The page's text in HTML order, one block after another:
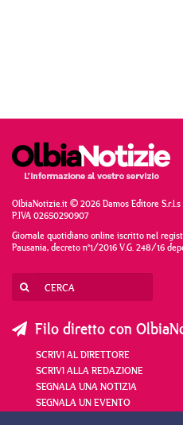
OlbiaNotizie.it © 2026 Damos Editore S.r.l.s
P.IVA 02650290907
Giornale quotidiano online iscritto nel
Pausania, decreto n°1/2016 V.G. 248/16
Filo diretto con
SCRIVI AL DIRETTORE
SCRIVI ALLA REDAZIONE
SEGNALA UNA NOTIZIA
SEGNALA UN EVENTO